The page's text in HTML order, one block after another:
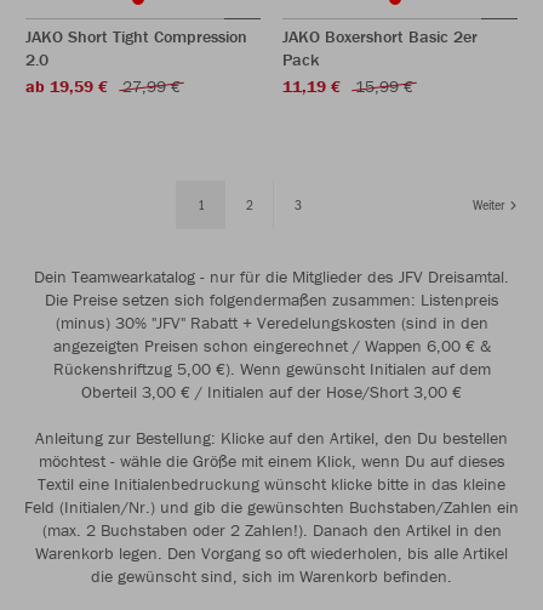
JAKO Short Tight Compression
2.0
ab 19,59 €
27,99 €
JAKO Boxershort Basic 2er
Pack
11,19 €
15,99 €
1 2 3 Weiter
Dein Teamwearkatalog - nur für die Mitglieder des JFV Dreisamtal.
Die Preise setzen sich folgendermaßen zusammen: Listenpreis
(minus) 30% "JFV" Rabatt + Veredelungskosten (sind in den
angezeigten Preisen schon eingerechnet / Wappen 6,00 € &
Rückenshriftzug 5,00 €). Wenn gewünscht Initialen auf dem
Oberteil 3,00 € / Initialen auf der Hose/Short 3,00 €
Anleitung zur Bestellung: Klicke auf den Artikel, den Du bestellen
möchtest - wähle die Größe mit einem Klick, wenn Du auf dieses
Textil eine Initialenbedruckung wünscht klicke bitte in das kleine
Feld (Initialen/Nr.) und gib die gewünschten Buchstaben/Zahlen ein
(max. 2 Buchstaben oder 2 Zahlen!). Danach den Artikel in den
Warenkorb legen. Den Vorgang so oft wiederholen, bis alle Artikel
die gewünscht sind, sich im Warenkorb befinden.